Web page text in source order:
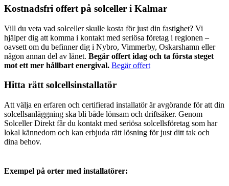
Kostnadsfri offert på solceller i Kalmar
Vill du veta vad solceller skulle kosta för just din fastighet? Vi
hjälper dig att komma i kontakt med seriösa företag i regionen –
oavsett om du befinner dig i Nybro, Vimmerby, Oskarshamn eller
någon annan del av länet. Begär offert idag och ta första steget
mot ett mer hållbart energival. Begär offert
Hitta rätt solcellsinstallatör
Att välja en erfaren och certifierad installatör är avgörande för att din
solcellsanläggning ska bli både lönsam och driftsäker. Genom
Solceller Direkt får du kontakt med seriösa solcellsföretag som har
lokal kännedom och kan erbjuda rätt lösning för just ditt tak och
dina behov.
Exempel på orter med installatörer: